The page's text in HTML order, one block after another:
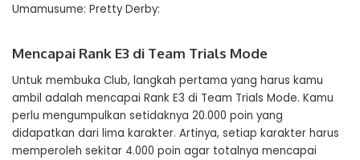
Umamusume: Pretty Derby:
Mencapai Rank E3 di Team Trials Mode
Untuk membuka Club, langkah pertama yang harus kamu
ambil adalah mencapai Rank E3 di Team Trials Mode. Kamu
perlu mengumpulkan setidaknya 20.000 poin yang
didapatkan dari lima karakter. Artinya, setiap karakter harus
memperoleh sekitar 4.000 poin agar totalnya mencapai